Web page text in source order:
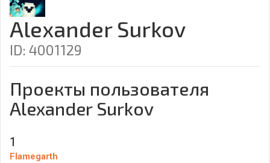
Alexander Surkov
ID: 4001129
Проекты пользователя
Alexander Surkov
1
Flamegarth